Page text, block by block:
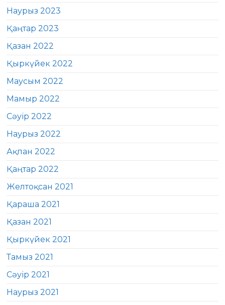
Наурыз 2023
Қаңтар 2023
Қазан 2022
Қыркүйек 2022
Маусым 2022
Мамыр 2022
Сәуір 2022
Наурыз 2022
Ақпан 2022
Қаңтар 2022
Желтоқсан 2021
Қараша 2021
Қазан 2021
Қыркүйек 2021
Тамыз 2021
Сәуір 2021
Наурыз 2021